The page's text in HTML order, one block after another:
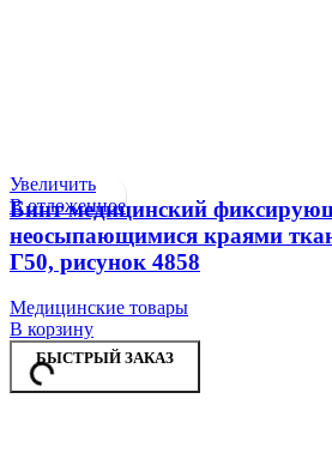
Увеличить
В отложенное
Бинт медицинский
неосыпающимися краями
Г50, рисунок 4858
Медицинские товары
В корзину
БЫСТРЫЙ ЗАКАЗ